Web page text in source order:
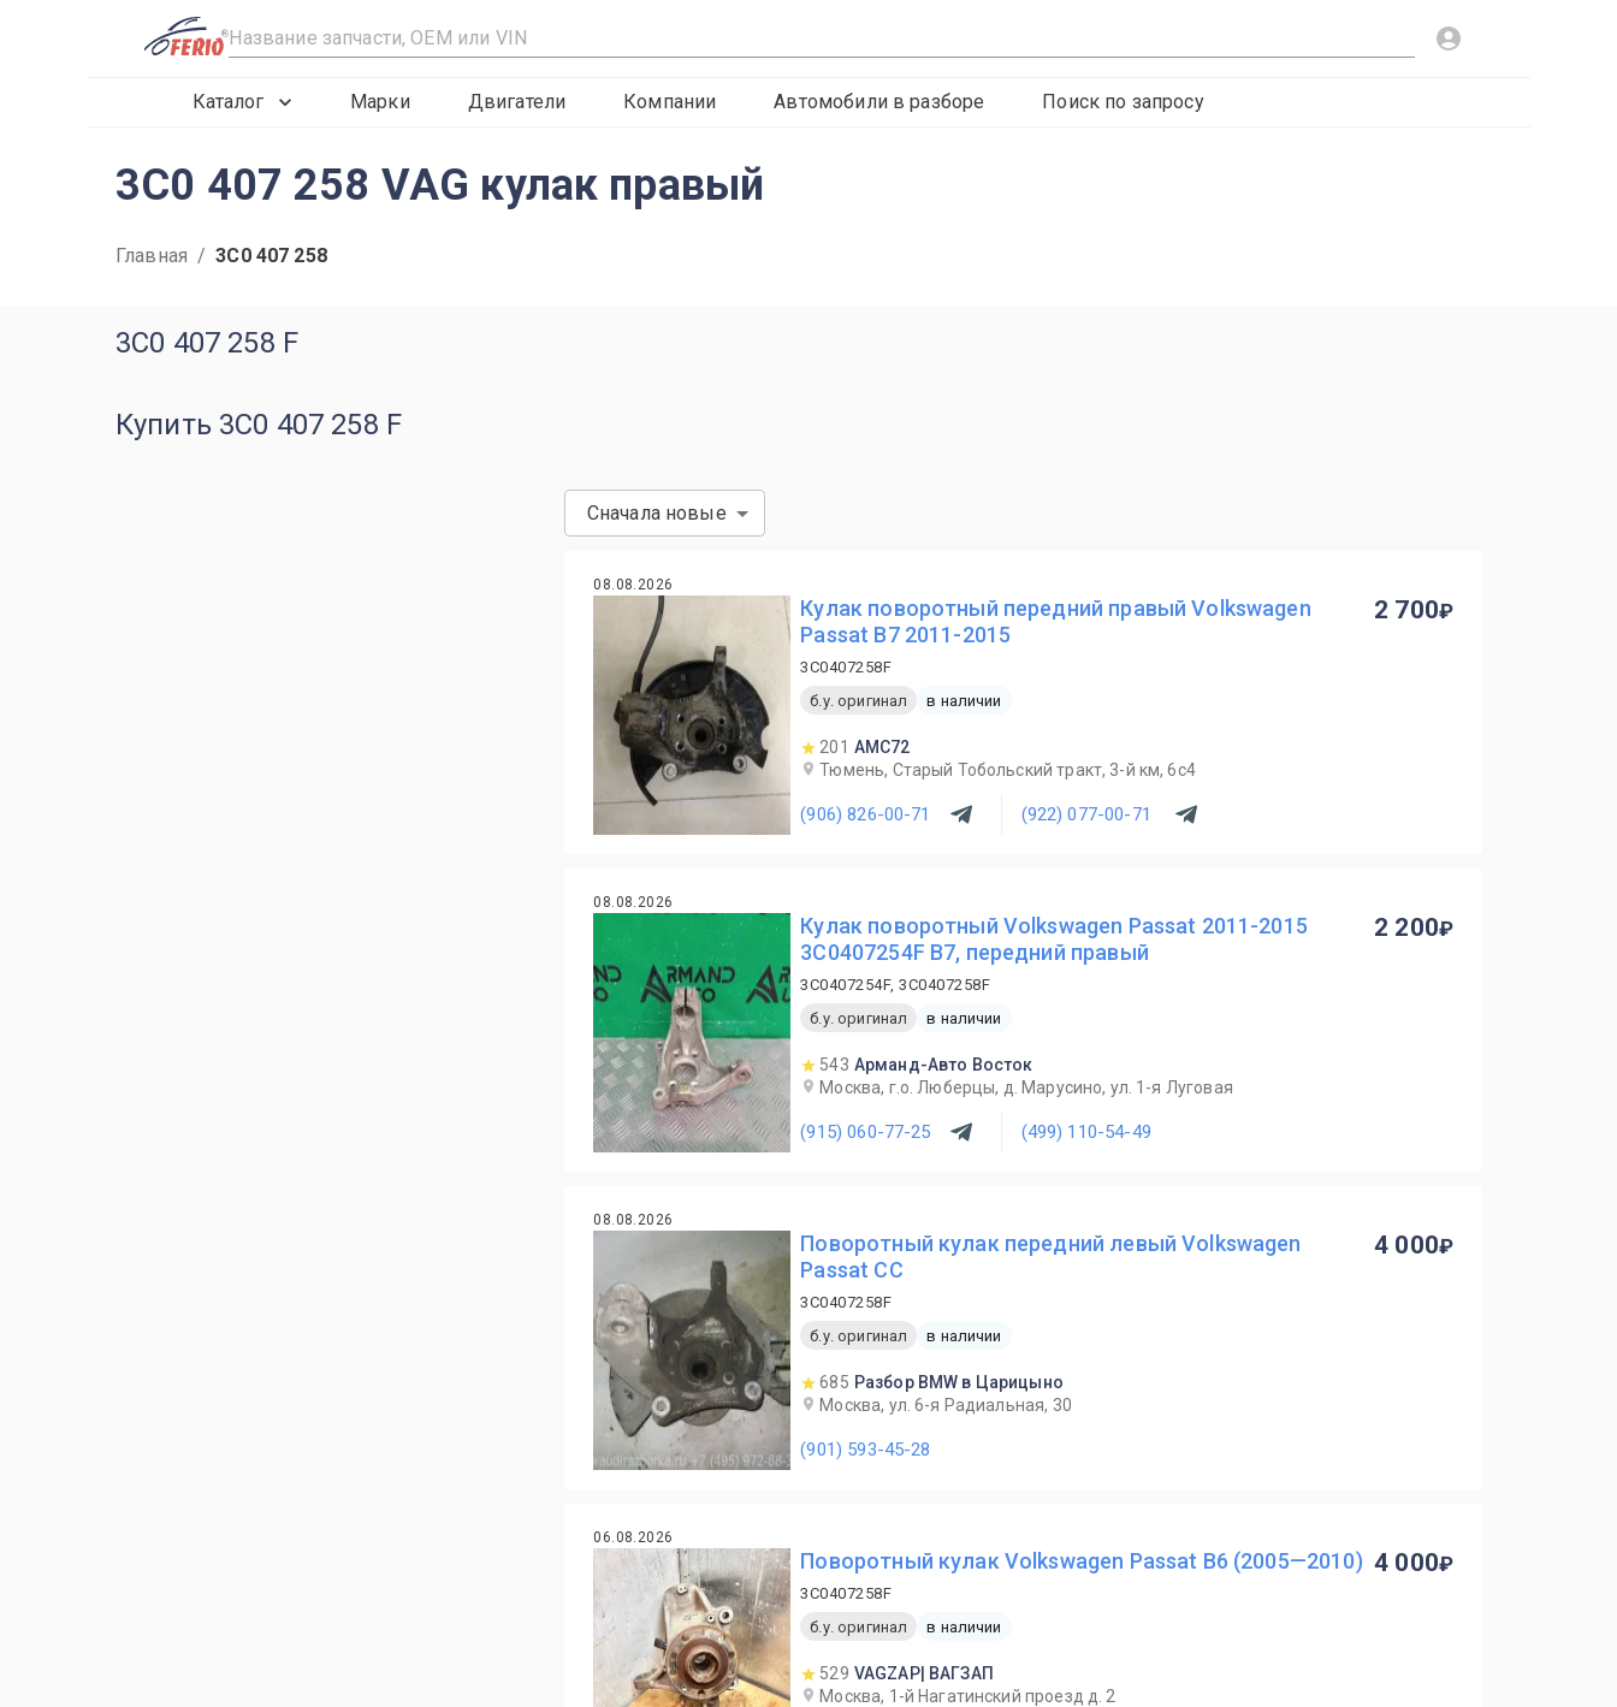
R
Каталог Марки Двигатели Компании Автомобили в разборе Поиск по запросу
3C0 407 258 VAG кулак правый
Главная / 3C0 407 258
3C0 407 258 F
Купить 3C0 407 258 F
Сначала новые
08.08.2026
Кулак поворотный передний правый Volkswagen
Passat B7 2011-2015
3C0407258F
б.у. оригинал
в наличии
201 AMC72
Тюмень, Старый Тобольский тракт, 3-й км, 6с4
(906) 826-00-71 (922) 077-00-71
2 700
08.08.2026
Кулак поворотный Volkswagen Passat 2011-2015
3C0407254F B7, передний правый
3C0407254F, 3C0407258F
б.у. оригинал
в наличии
543 Арманд-Авто Восток
Москва, г.о. Люберцы, д. Марусино, ул. 1-я Луговая
(915) 060-77-25 (499) 110-54-49
2 200
08.08.2026
Поворотный кулак передний левый Volkswagen
Passat CC
3C0407258F
б.у. оригинал
в наличии
685 Разбор BMW в Царицыно
Москва, ул. 6-я Радиальная, 30
(901) 593-45-28
4 000
06.08.2026
Поворотный кулак Volkswagen Passat B6 (2005—2010)
3C0407258F
б.у. оригинал
в наличии
529 VAGZAP| ВАГЗАП
Москва, 1-й Нагатинский проезд д. 2
4 000